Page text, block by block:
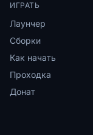
ИГРАТЬ
Лаунчер
Сборки
Как начать
Проходка
Донат